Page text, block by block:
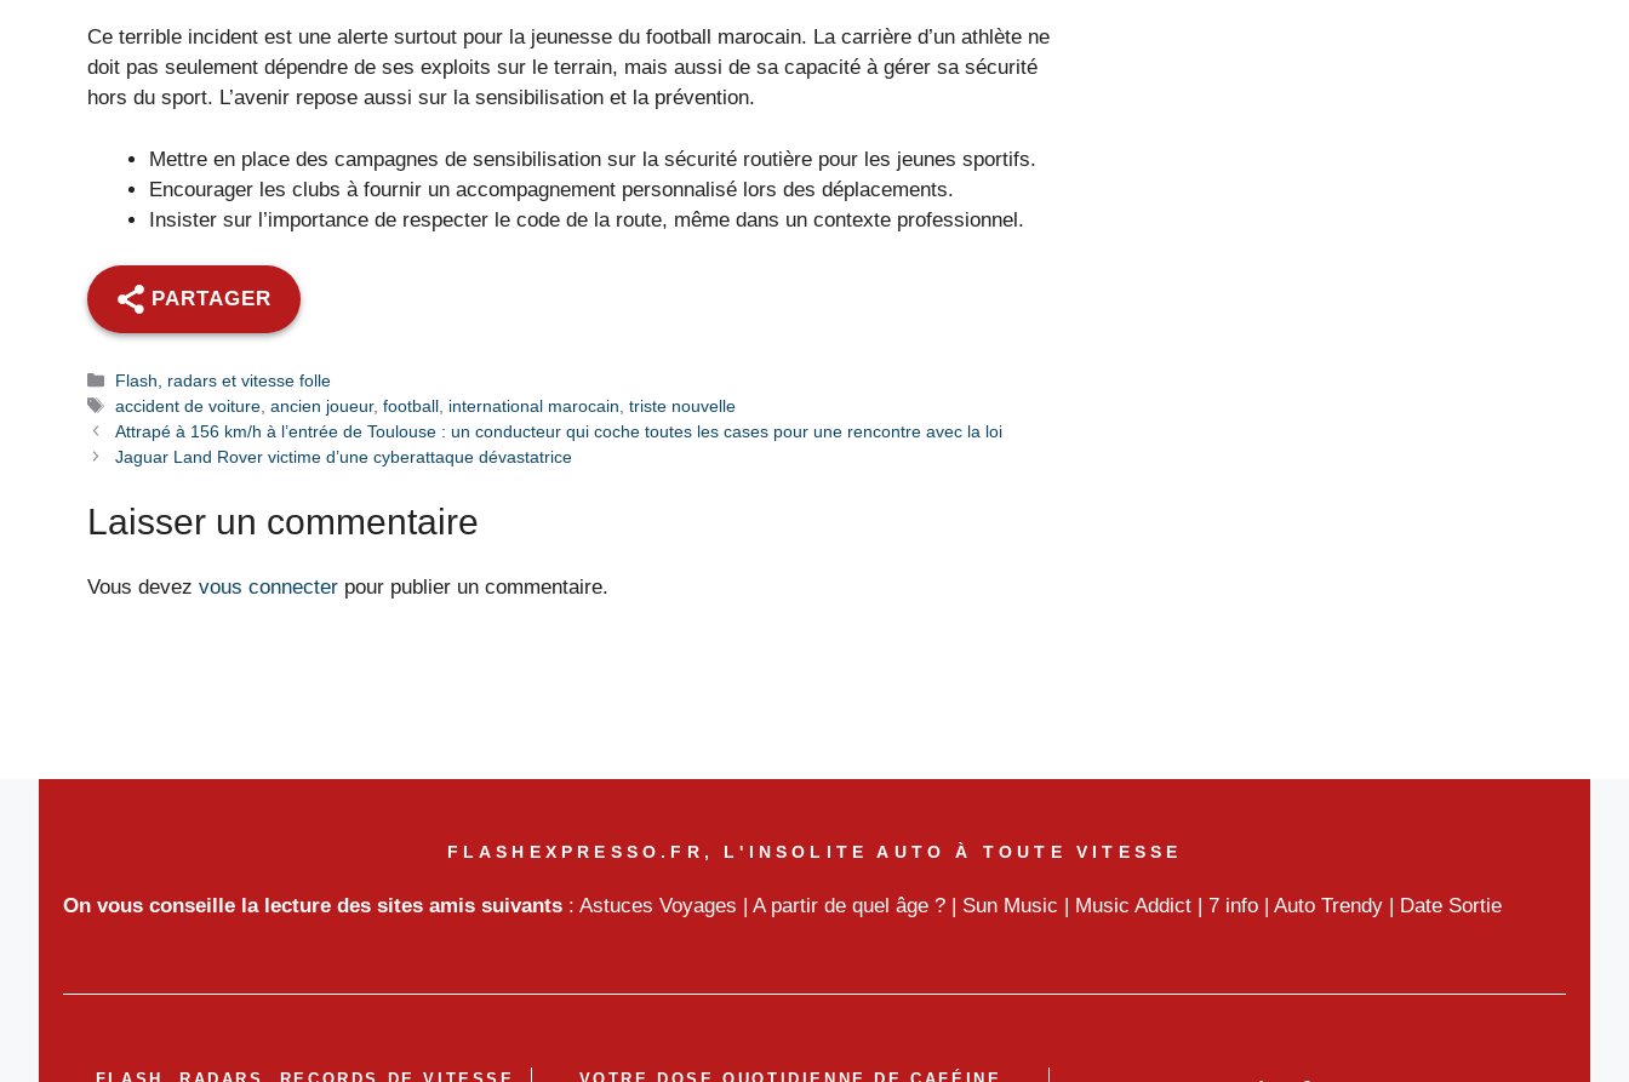
Ce terrible incident est une alerte surtout pour la jeunesse du football marocain. La carrière d’un athlète ne
doit pas seulement dépendre de ses exploits sur le terrain, mais aussi de sa capacité à gérer sa sécurité
hors du sport. L’avenir repose aussi sur la sensibilisation et la prévention.
Mettre en place des campagnes de sensibilisation sur la sécurité routière pour les jeunes sportifs.
Encourager les clubs à fournir un accompagnement personnalisé lors des déplacements.
Insister sur l’importance de respecter le code de la route, même dans un contexte professionnel.
PARTAGER
Catégories
Flash, radars et vitesse folle
Étiquettes
accident de voiture ,ancien joueur,football international marocain ,triste nouvelle
Attrapé à 156 km/h à l’entrée de Toulouse : un conducteur qui coche toutes les cases pour une rencontre avec la loi
Jaguar Land Rover victime d’une cyberattaque dévastatrice
Laisser un commentaire
Vous devez vous connecter pour publier un commentaire.
FLASHEXPRESSO.FR, L'INSOLITE AUTO À TOUTE VITESSE
On vous conseille la lecture des sites amis suivants : Astuces Voyages | A partir de quel âge ? | Sun Music | Music Addict | 7 info | Auto Trendy | Date Sortie